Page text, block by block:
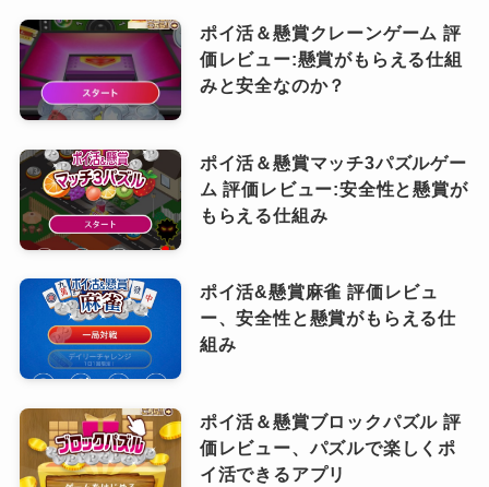
ポイ活アプリでお得に懸賞やギフト券に交
ポイ活＆懸賞クレーンゲーム 評
ポイ活＆懸賞マッチ3パズルゲー